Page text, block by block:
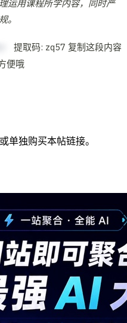
运用课程所学内容，同时严
。
提取码: zq57 复制这段内容
便哦
单独购买本帖链接。